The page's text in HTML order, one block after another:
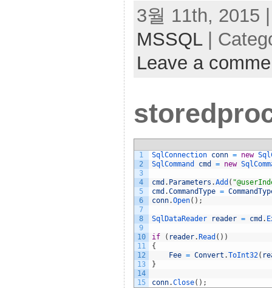
3월 11th, 2015
MSSQL|
Leave a
1
2
3
4
5
6
7
8
9
10
11
12
13
14
15
SqlConnection conn = new
SqlCommand cmd = new
cmd . Parameters .Add (
cmd .CommandType =
conn.Open( ) ;
SqlDataReader reader = cmd .
if ( reader. Read ( ) )
{
Fee = Convert .ToInt32(
}
conn.Close( ) ;